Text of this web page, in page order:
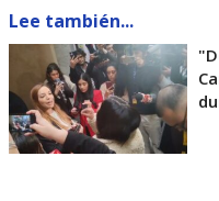
Lee también...